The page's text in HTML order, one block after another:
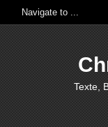
Texte,